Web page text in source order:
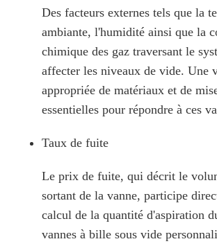
Des facteurs externes tels que la
ambiante, l'humidité ainsi que la
chimique des gaz traversant le
affecter les niveaux de vide. Une
appropriée de matériaux et de
essentielles pour répondre à ces
Taux de fuite
Le prix de fuite, qui décrit le
sortant de la vanne, participe
calcul de la quantité d'aspiration
vannes à bille sous vide